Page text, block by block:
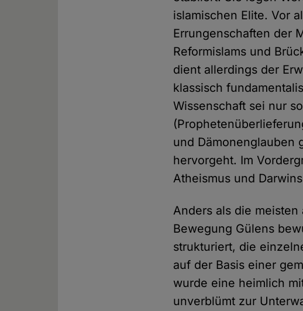
islamischen Elite. Vor
Errungenschaften der
Reformislams und
dient allerdings der
klassisch
Wissenschaft sei nur
und Dämonenglauben
hervorgeht. Im
Atheismus und
Anders als die
Bewegung Gülens
strukturiert, die
auf der Basis einer
wurde eine heimlich
unverblümt zur